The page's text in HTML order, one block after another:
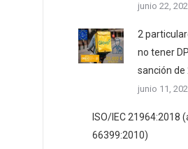
junio 22,
2
no tener
sanción de
junio 11,
ISO/IEC 21964:2018
66399:2010)